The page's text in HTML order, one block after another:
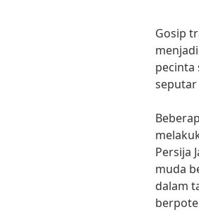
Gosip
pecinta
Persija
muda
dalam